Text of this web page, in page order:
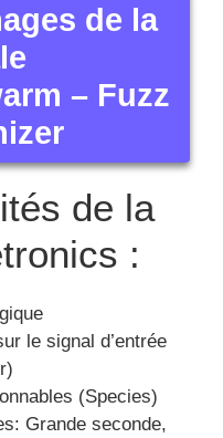
de la
– Fuzz
de la
:
le signal d’entrée
(Species)
Grande seconde,